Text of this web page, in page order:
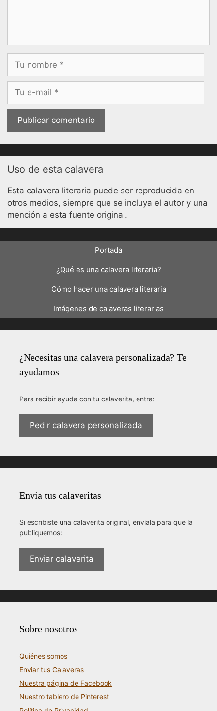
electrónico
Uso de esta calavera
Esta calavera literaria puede ser reproducida en
otros medios, siempre que se incluya el autor y una
mención a esta fuente original.
Portada
¿Qué es una calavera literaria?
Cómo hacer una calavera literaria
Imágenes de calaveras literarias
¿Necesitas una calavera personalizada? Te
ayudamos
Para recibir ayuda con tu calaverita, entra:
Pedir calavera personalizada
Envía tus calaveritas
Si escribiste una calaverita original, envíala para que la
publiquemos:
Enviar calaverita
Sobre nosotros
Quiénes somos
Enviar tus Calaveras
Nuestra página de Facebook
Nuestro tablero de Pinterest